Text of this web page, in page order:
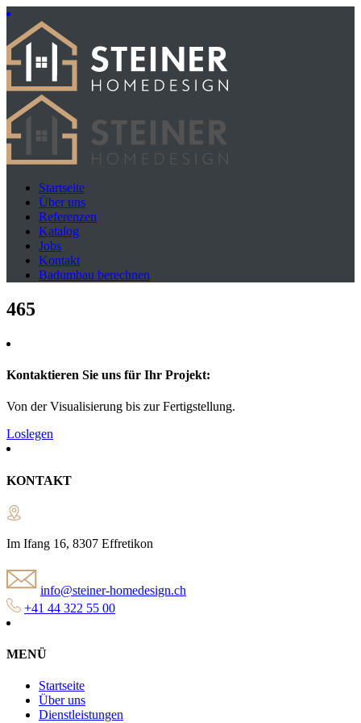
Startseite
Über uns
Referenzen
Katalog
Jobs
Kontakt
Badumbau berechnen
465
Kontaktieren Sie uns für Ihr Projekt:
Von der Visualisierung bis zur Fertigstellung.
Loslegen
KONTAKT
Im Ifang 16, 8307 Effretikon
info@steiner-homedesign.ch
+41 44 322 55 00
MENÜ
Startseite
Über uns
Dienstleistungen